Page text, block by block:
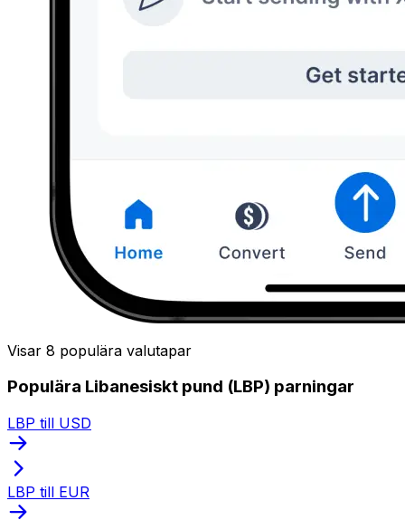
Visar 8 populära valutapar
Populära Libanesiskt pund (LBP) parningar
LBP till USD
LBP till EUR